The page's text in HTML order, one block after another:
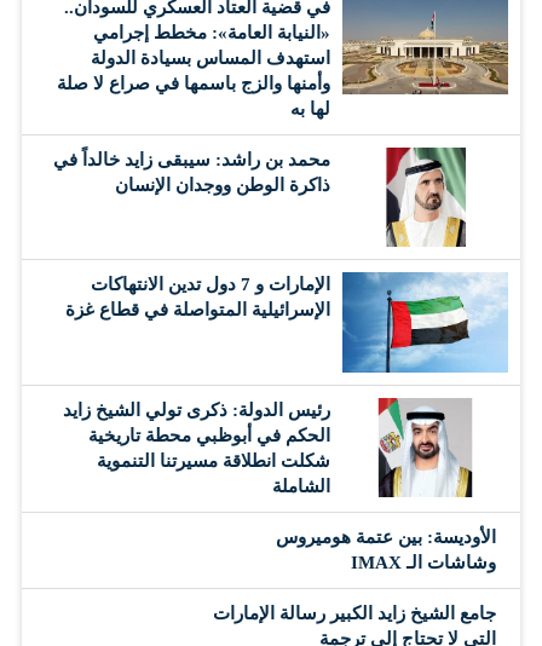
في قضية العتاد العسكري للسودان..
«النيابة العامة»: مخطط إجرامي
استهدف المساس بسيادة الدولة
وأمنها والزج باسمها في صراع لا صلة
لها به
محمد بن راشد: سيبقى زايد خالداً في
ذاكرة الوطن ووجدان الإنسان
الإمارات و 7 دول تدين الانتهاكات
الإسرائيلية المتواصلة في قطاع غزة
رئيس الدولة: ذكرى تولي الشيخ زايد
الحكم في أبوظبي محطة تاريخية
شكلت انطلاقة مسيرتنا التنموية
الشاملة
الأوديسة: بين عتمة هوميروس
وشاشات الـ IMAX
جامع الشيخ زايد الكبير رسالة الإمارات
التي لا تحتاج إلى ترجمة